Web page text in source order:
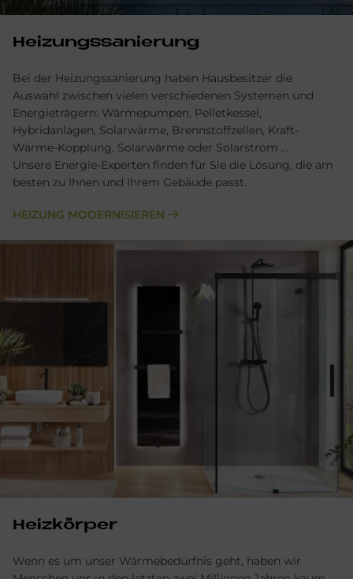
Heizungssanierung
Bei der Heizungssanierung haben Hausbesitzer die
Auswahl zwischen vielen verschiedenen Systemen und
Energieträgern: Wärmepumpen, Pelletkessel,
Hybridanlagen, Solarwärme, Brennstoffzellen, Kraft-
Wärme-Kopplung, Solarwärme oder Solarstrom ...
Unsere Energie-Experten finden für Sie die Lösung, die am
besten zu Ihnen und Ihrem Gebäude passt.
HEIZUNG MODERNISIEREN
Heizkörper
Wenn es um unser Wärmebedürfnis geht, haben wir